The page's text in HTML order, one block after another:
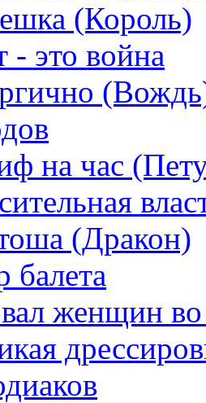
(Король)
это война
на час
(Дракон)
балета
женщин во